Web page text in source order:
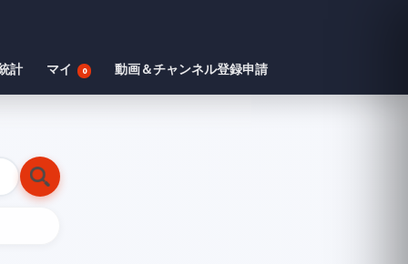
計 マイ 0 動画＆チャンネル登録申請